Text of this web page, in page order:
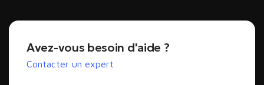
Avez-vous besoin d'aide ?
Contacter un expert